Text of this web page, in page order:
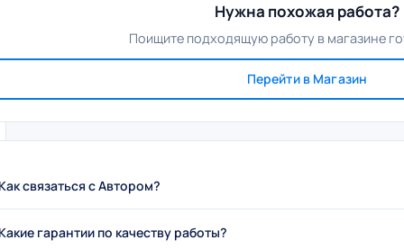
Нужна похожая работа?
Поищите подходящую работу в магазине
Перейти в Магазин
Как связаться с Автором?
Какие гарантии по качеству работы?